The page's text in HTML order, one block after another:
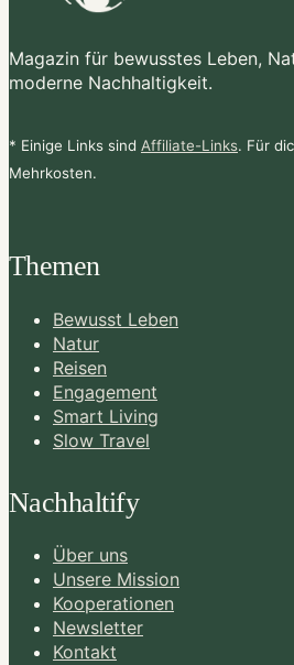
Magazin für bewusstes Leben,
moderne Nachhaltigkeit.
* Einige Links sind Affiliate-Links. Für
Mehrkosten.
Themen
Bewusst Leben
Natur
Reisen
Engagement
Smart Living
Slow Travel
Nachhaltify
Über uns
Unsere Mission
Kooperationen
Newsletter
Kontakt